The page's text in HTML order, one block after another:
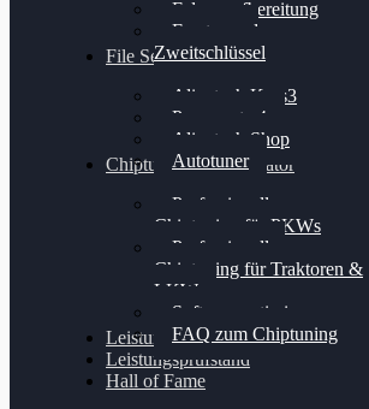
Felgenaufbereitung
Ersatz- und
Zweitschlüssel
File Service
Alientech Kess3
Powergate 4
Alientech Shop
Autotuner
Chiptuning Konfigurator
Professionelles
Chiptuning für PKWs
Professionelles
Chiptuning für Traktoren &
LKW
Softwareoptimierung
FAQ zum Chiptuning
Leistungsmessung
Leistungsprüfstand
Hall of Fame